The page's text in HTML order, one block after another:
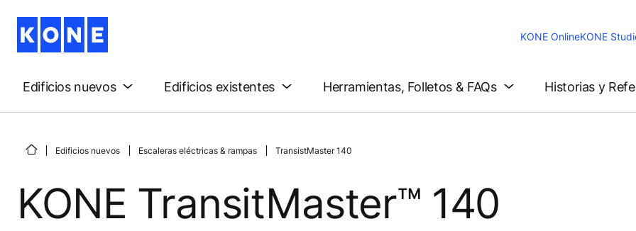
KONE OnlineKONE
Edificios nuevos Edificios existentes Herramientas, Folletos & FAQs Historias y
Edificios nuevos Escaleras eléctricas & rampas TransistMaster 140
KONE TransitMaster™ 140